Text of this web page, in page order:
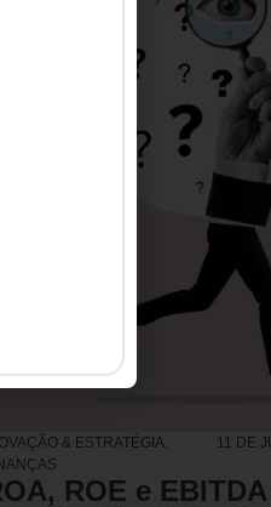
& ESTRATÉGIA 11 DE
ROE e